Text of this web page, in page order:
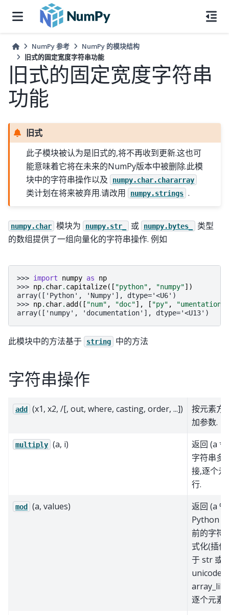
NumPy 参考
NumPy 的模块结构
旧式的固定宽度字符串功能
旧式的固定宽度字符串
功能
旧式
此子模块被认为是旧式的,将不再收到更新.这也可
能意味着它将在未来的NumPy版本中被删除.此模
块中的字符串操作以及
numpy.char.chararray
类计划在将来被弃用.请改用 numpy.strings .
numpy.char 模块为 numpy.str_ 或 numpy.bytes_
类型
的数组提供了一组向量化的字符串操作. 例如
>>> import numpy as
np
>>> np. char. capitalize([ "python" , "numpy"])
array(['Python', 'Numpy'], dtype='<U6')
>>> np. char. add ([ "num" , "doc"], [ "py" , "umentation"
array(['numpy', 'documentation'], dtype='<U13')
此模块中的方法基于 string 中的方法
字符串操作
add (x1, x2, /[, out, where, casting, order, ...])
按元素方
加参数.
multiply (a, i)
返回 (a *
字符串多
接,逐个元
行.
mod (a, values)
返回 (a %
Python
前的字符
式化(插值
于 str 或
unicode
逐个元素